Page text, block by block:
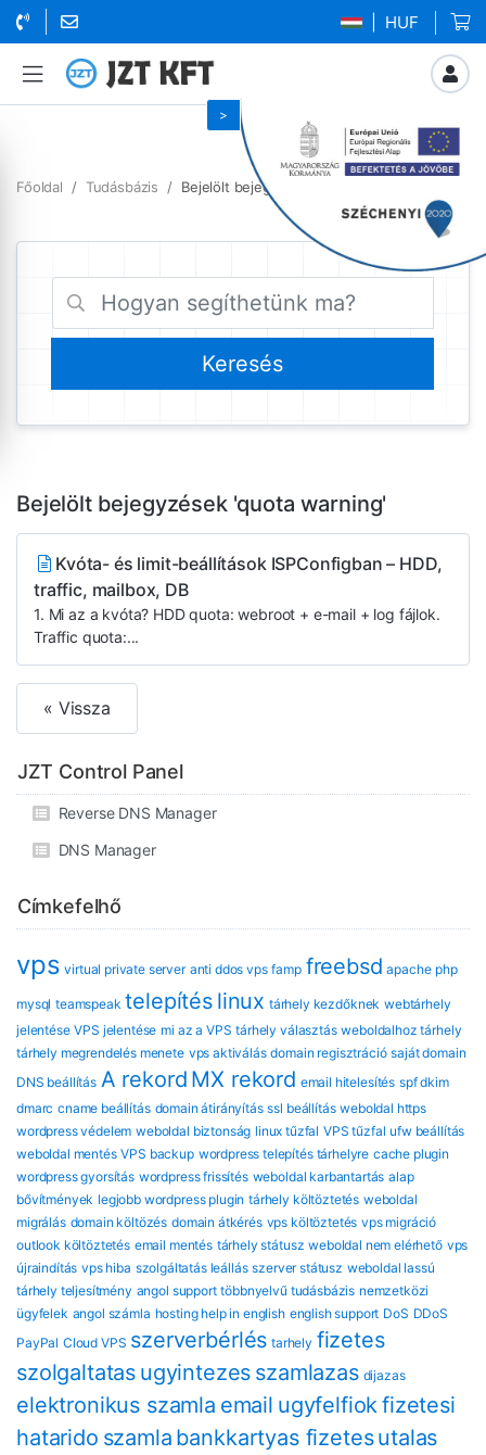
| HUF
Főoldal Tudásbázis Bejelölt bejegyzések quota warning
Bejelölt bejegyzések 'quota warning'
Kvóta- és limit-beállítások ISPConfigban – HDD,
traffic, mailbox, DB
1. Mi az a kvóta? HDD quota: webroot + e-mail + log fájlok.
Traffic quota:...
« Vissza
JZT Control Panel
Reverse DNS Manager
DNS Manager
Címkefelhő
vps virtual private server anti ddos vps famp freebsd apache php
mysql teamspeak telepítés linux tárhely kezdőknek webtárhely
jelentése VPS jelentése mi az a VPS tárhely választás weboldalhoz tárhely
tárhely megrendelés menete vps aktiválás domain regisztráció saját domain
DNS beállítás A rekord MX rekord email hitelesítés spf dkim
dmarc cname beállítás domain átirányítás ssl beállítás weboldal https
wordpress védelem weboldal biztonság linux tűzfal VPS tűzfal ufw beállítás
weboldal mentés VPS backup wordpress telepítés tárhelyre cache plugin
wordpress gyorsítás wordpress frissítés weboldal karbantartás alap
bővítmények legjobb wordpress plugin tárhely költöztetés weboldal
migrálás domain költözés domain átkérés vps költöztetés vps migráció
outlook költöztetés email mentés tárhely státusz weboldal nem elérhető vps
újraindítás vps hiba szolgáltatás leállás szerver státusz weboldal lassú
tárhely teljesítmény angol support többnyelvű tudásbázis nemzetközi
ügyfelek angol számla hosting help in english english support DoS DDoS
PayPal Cloud VPS szerverbérlés tarhely fizetes
szolgaltatas ugyintezes szamlazas dijazas
elektronikus szamla email ugyfelfiok fizetesi
hatarido szamla bankkartyas fizetesutalas